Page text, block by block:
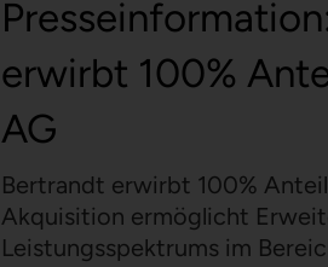
erwirbt 100%
AG
Bertrandt erwirbt 100%
Akquisition ermöglicht
Leistungsspektrums im